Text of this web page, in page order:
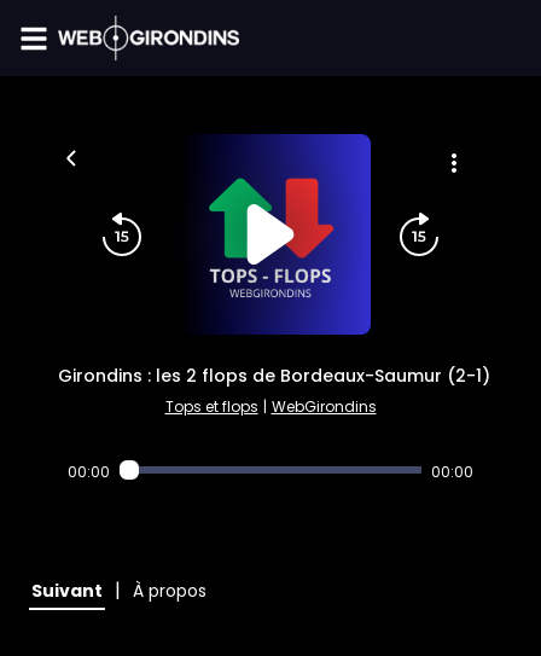
Girondins : les 2 flops de Bordeaux-Saumur (2-1)
Tops et flops | WebGirondins
00:00 00:00
Suivant | À propos